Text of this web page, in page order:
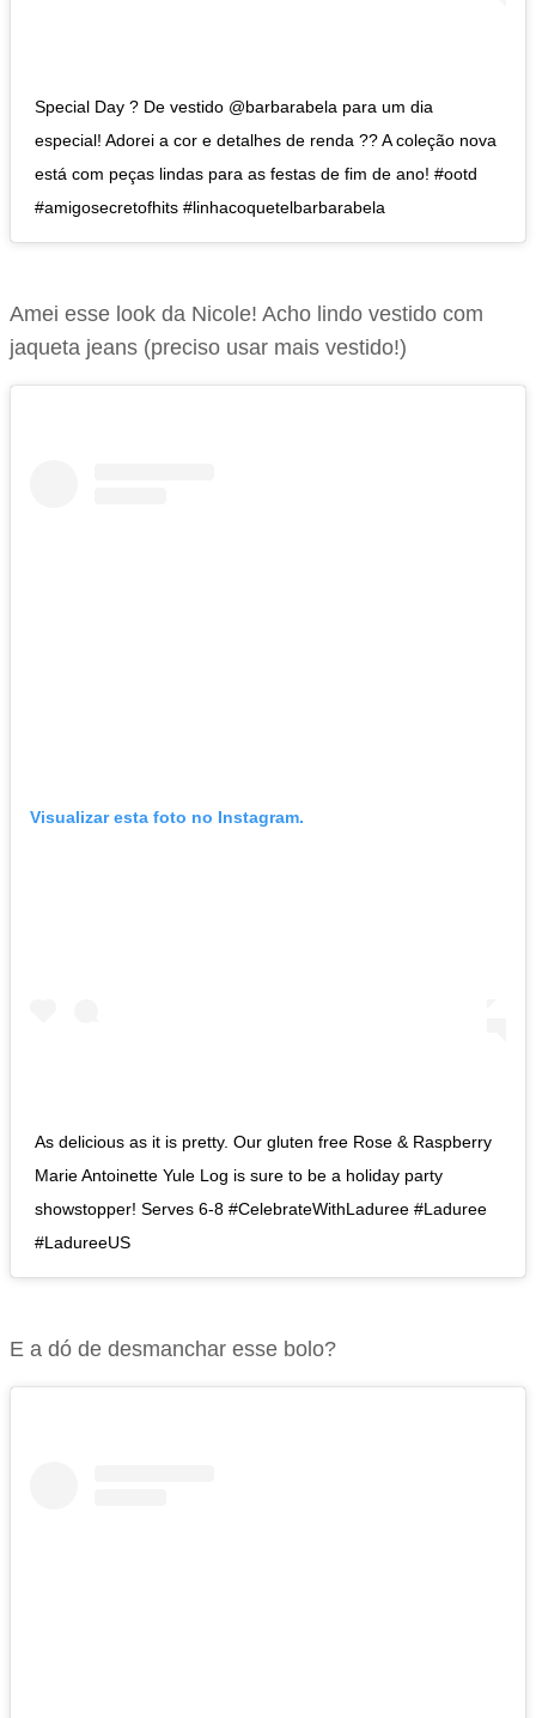
Special Day ? De vestido @barbarabela para um dia
especial! Adorei a cor e detalhes de renda ?? A coleção nova
está com peças lindas para as festas de fim de ano! #ootd
#amigosecretofhits #linhacoquetelbarbarabela
Amei esse look da Nicole! Acho lindo vestido com
jaqueta jeans (preciso usar mais vestido!)
Visualizar esta foto no Instagram.
As delicious as it is pretty. Our gluten free Rose & Raspberry
Marie Antoinette Yule Log is sure to be a holiday party
showstopper! Serves 6-8 #CelebrateWithLaduree #Laduree
#LadureeUS
E a dó de desmanchar esse bolo?